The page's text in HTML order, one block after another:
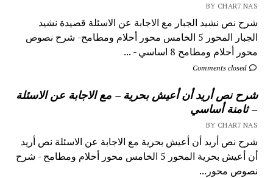
BY CHAR7 NAS
شرح نص نشيد الجبار مع الاجابة عن الاسئلة قصيدة نشيد
الجبار المحور 5 الخامس محور أحلام ومطامح- شرح نصوص
محور أحلام ومطامح 8 اساسي - ...
Comments closed
شرح نص أريد أن أعيش بحرية – مع الاجابة عن الاسئلة
– ثامنة أساسي
BY CHAR7 NAS
شرح نص أريد أن أعيش بحرية مع الاجابة عن الاسئلة نص أريد
أن أعيش بحرية المحور 5 الخامس محور أحلام ومطامح - شرح
نصوص محور...